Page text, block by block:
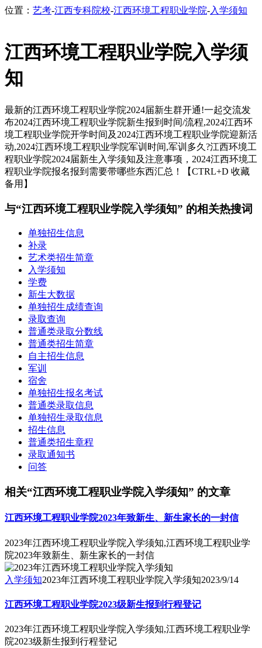
位置： 艺考-江西专科院校-江西环境工程职业学院-入学须知
江西环境工程职业学院入学须
知
最新的江西环境工程职业学院2024届新生群开通!一起交流发
布2024江西环境工程职业学院新生报到时间/流程,2024江西环
境工程职业学院开学时间及2024江西环境工程职业学院迎新活
动,2024江西环境工程职业学院军训时间,军训多久?江西环境工
程职业学院2024届新生入学须知及注意事项，2024江西环境工
程职业学院报名报到需要带哪些东西汇总！【CTRL+D 收藏
备用】
与“江西环境工程职业学院入学须知” 的相关热搜词
单独招生信息
补录
艺术类招生简章
入学须知
学费
新生大数据
单独招生成绩查询
录取查询
普通类录取分数线
普通类招生简章
自主招生信息
军训
宿舍
单独招生报名考试
普通类录取信息
单独招生录取信息
招生信息
普通类招生章程
录取通知书
问答
相关“江西环境工程职业学院入学须知” 的文章
江西环境工程职业学院2023年致新生、新生家长的一封信
2023年江西环境工程职业学院入学须知,江西环境工程职业学
院2023年致新生、新生家长的一封信
入学须知2023年江西环境工程职业学院入学须知2023/9/14
江西环境工程职业学院2023级新生报到行程登记
2023年江西环境工程职业学院入学须知,江西环境工程职业学
院2023级新生报到行程登记